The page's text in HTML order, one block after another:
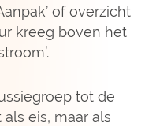
of overzicht
kreeg boven het
tot de
eis, maar als